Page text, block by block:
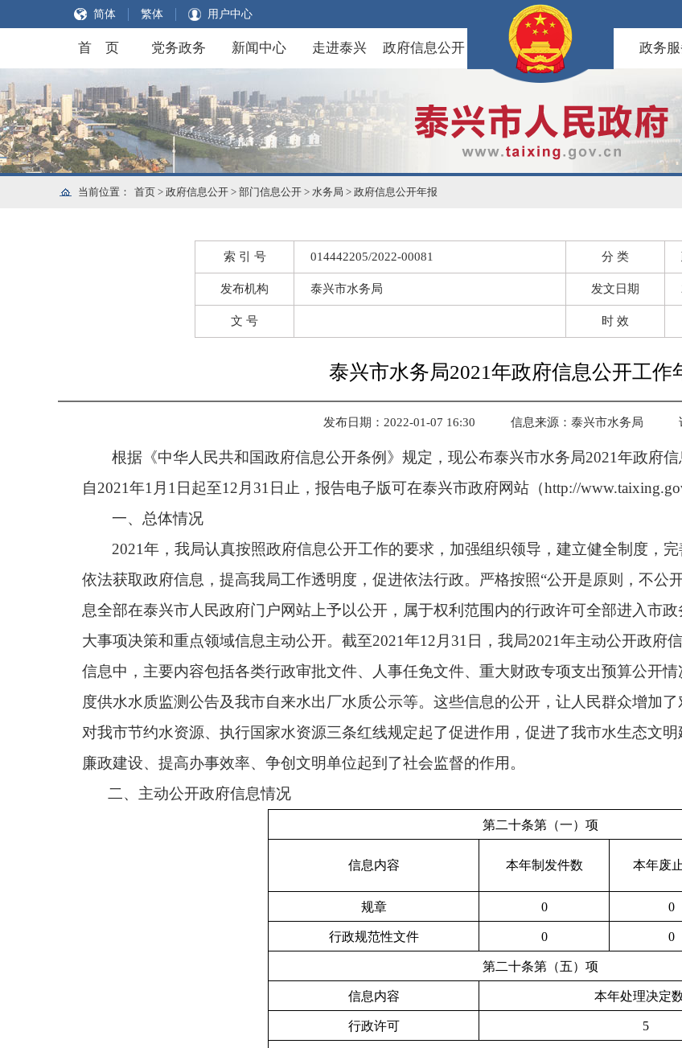
简体 繁体 用户中心
首 页 党务政务 新闻中心 走进泰兴 政府信息公开 政务
当前位置： 首页 > 政府信息公开 > 部门信息公开 > 水务局 > 政府信息公开年报
索 引 号 014442205/2022-00081 分 类
发布机构 泰兴市水务局 发文日期
文 号 时 效
泰兴市水务局2021年政府信息公开工作
发布日期：2022-01-07 16:30 信息来源：泰兴市水务局
根据《中华人民共和国政府信息公开条例》规定，现公布泰兴市水务局2021年政府
自2021年1 月 1 日起至12 月 31 日止，报告电子版可在泰兴市政府网站（http://
一、总体情况
2021年，我局认真按照政府信息公开工作的要求，加强组织领导，建立健全制度，
依法获取政府信息，提高我局工作透明度，促进依法行政。严格按照“公开是原则，不公
息全部在泰兴市人民政府门户网站上予以公开，属于权利范围内的行政许可全部进入市
大事项决策和重点领域信息主动公开。截至2021年12 月 31 日，我局2021年主动公开政府
信息中，主要内容包括各类行政审批文件、人事任免文件、重大财政专项支出预算公开
度供水水质监测公告及我市自来水出厂水质公示等。这些信息的公开，让人民群众增加
对我市节约水资源、执行国家水资源三条红线规定起了促进作用，促进了我市水生态文
廉政建设、提高办事效率、争创文明单位起到了社会监督的作用。
二、主动公开政府信息情况
第二十条第（一）项
信息内容 本年制发件数 本年废
规章 0 0
行政规范性文件 0 0
第二十条第（五）项
信息内容 本年处理决定
行政许可 5